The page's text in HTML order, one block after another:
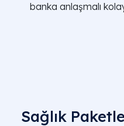
banka anlaşmalı
Sağlık